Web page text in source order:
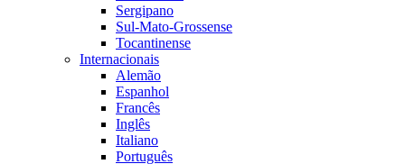
Sergipano
Sul-Mato-Grossense
Tocantinense
Internacionais
Alemão
Espanhol
Francês
Inglês
Italiano
Português